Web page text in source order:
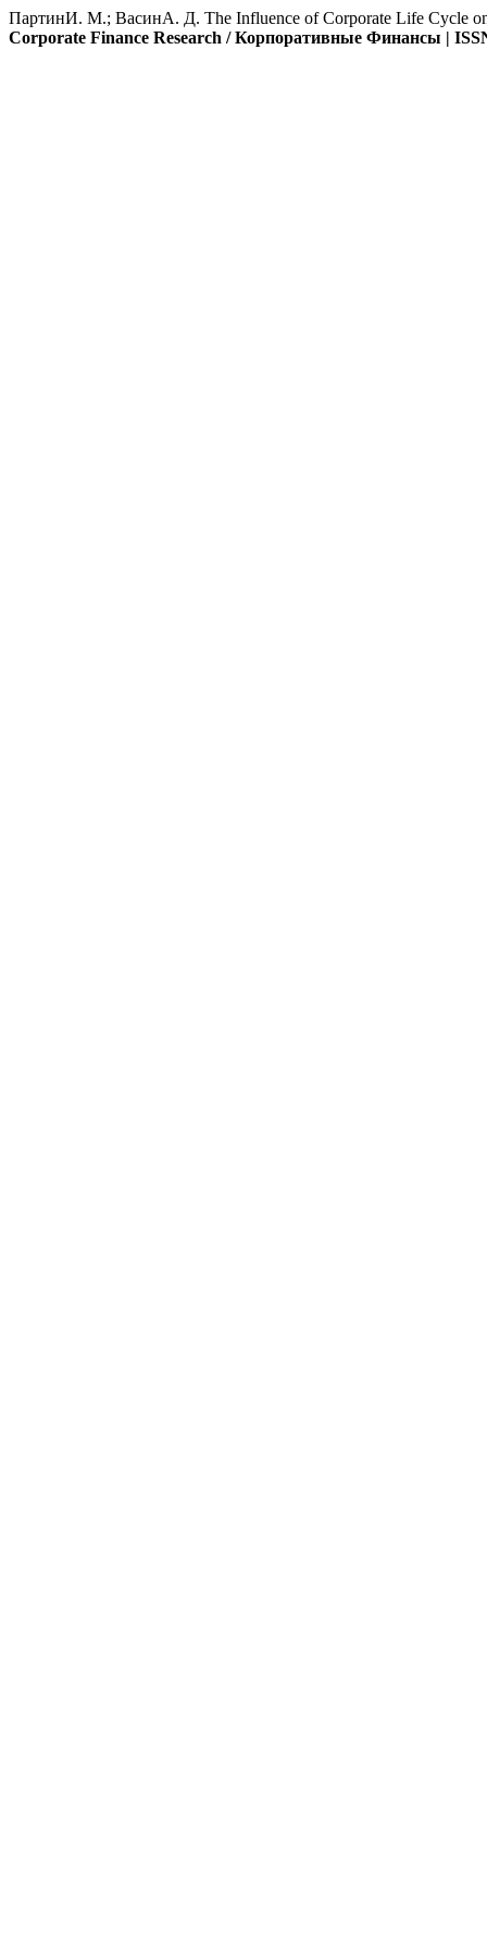
ПартинИ. М.; ВасинА. Д. The Influence of Corporate Life Cycle
Corporate Finance Research / Корпоративные Финансы |